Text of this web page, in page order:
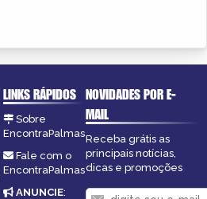
LINKS RÁPIDOS
Sobre
EncontraPalmas
Fale com o
EncontraPalmas
ANUNCIE:
NOVIDADES POR E-
MAIL
Receba grátis as
principais notícias,
dicas e promoções